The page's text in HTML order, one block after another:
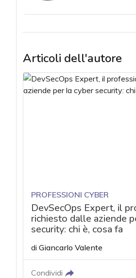
Articoli dell'autore
PROFESSIONI CYBER
DevSecOps Expert, il
richiesto dalle aziende
security: chi è, cosa fa
di Giancarlo Valente
Condividi